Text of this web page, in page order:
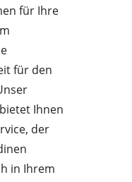
für Ihre
für den
Ihnen
der
in Ihrem